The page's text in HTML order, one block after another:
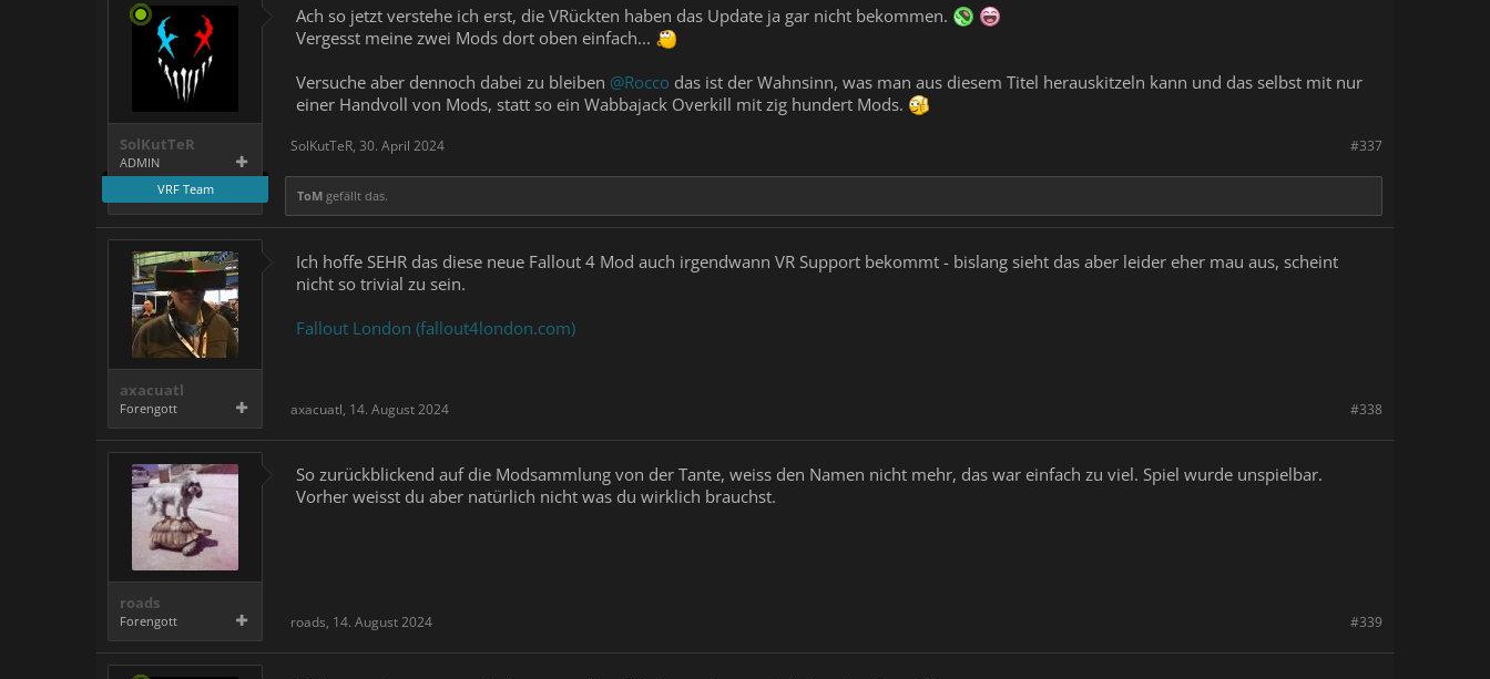
SolKutTeR
ADMIN
VRF Team
Ach so jetzt verstehe ich erst, die VRückten haben das Update ja gar nicht bekommen.
Vergesst meine zwei Mods dort oben einfach...
Versuche aber dennoch dabei zu bleiben @Rocco das ist der Wahnsinn, was man aus diesem Titel herauskitzeln kann und das selbst mit nur
einer Handvoll von Mods, statt so ein Wabbajack Overkill mit zig hundert Mods.
#337
SolKutTeR, 30. April 2024
ToM gefällt das.
axacuatl
Forengott
Ich hoffe SEHR das diese neue Fallout 4 Mod auch irgendwann VR Support bekommt - bislang sieht das aber leider eher mau aus, scheint
nicht so trivial zu sein.
Fallout London (fallout4london.com)
#338
axacuatl, 14. August 2024
roads
Forengott
So zurückblickend auf die Modsammlung von der Tante, weiss den Namen nicht mehr, das war einfach zu viel. Spiel wurde unspielbar.
Vorher weisst du aber natürlich nicht was du wirklich brauchst.
#339
roads, 14. August 2024